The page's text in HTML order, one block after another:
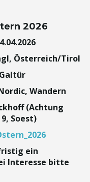
2026
Tirol
Wandern
(Achtung
Soest)
ein
Interesse bitte